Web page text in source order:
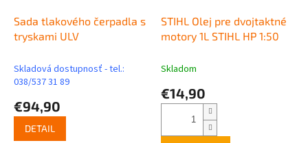
Sada tlakového čerpadla s
tryskami ULV
Skladová dostupnosť - tel.:
038/537 31 89
€94,90
DETAIL
STIHL Olej pre dvojtaktné
motory 1L STIHL HP 1:50
Skladom
€14,90